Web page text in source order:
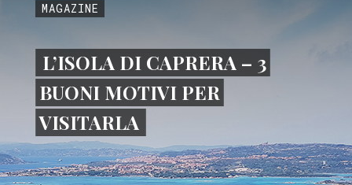
MAGAZINE
L’ISOLA DI CAPRERA – 3
BUONI MOTIVI PER
VISITARLA